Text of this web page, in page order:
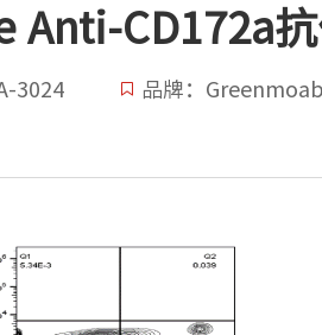
Anti-CD172a
3024 品牌：